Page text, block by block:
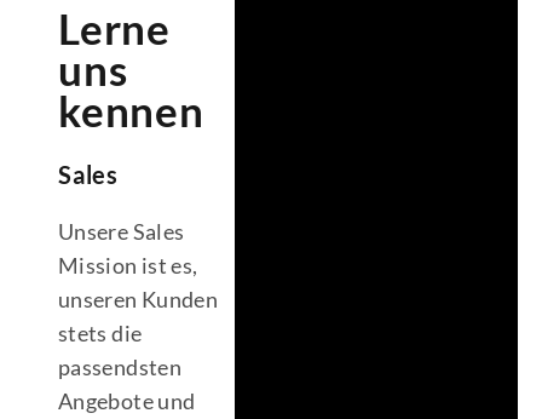
Lerne
uns
kennen
Sales
Unsere Sales
Mission ist es,
unseren Kunden
stets die
passendsten
Angebote und